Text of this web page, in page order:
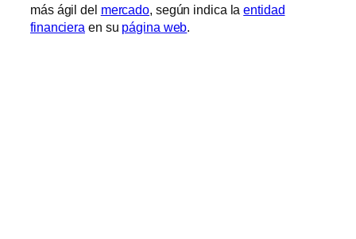
más ágil del mercado, según indica laentidad
financiera en su página web.